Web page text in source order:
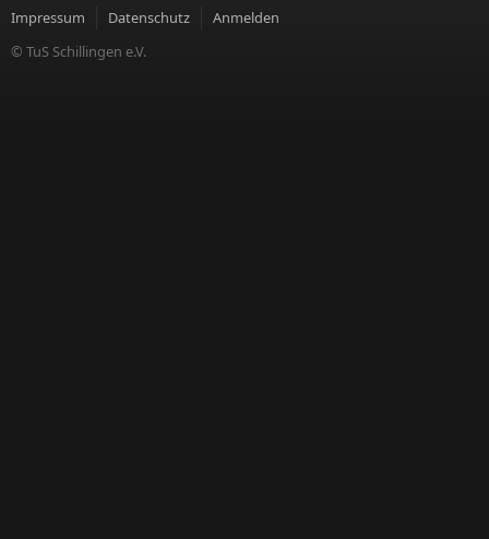
Impressum Datenschutz
Anmelden
© TuS Schillingen e.V.